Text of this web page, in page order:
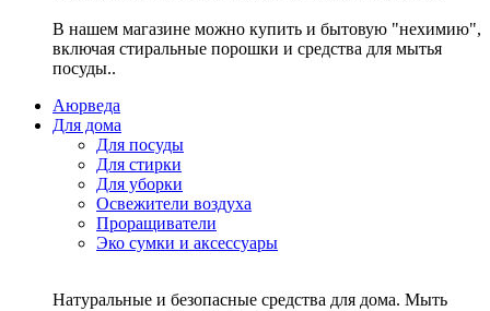
В нашем магазине можно купить и бытовую "нехимию",
включая стиральные порошки и средства для мытья
посуды..
Аюрведа
Для дома
Для посуды
Для стирки
Для уборки
Освежители воздуха
Проращиватели
Эко сумки и аксессуары
Натуральные и безопасные средства для дома. Мыть